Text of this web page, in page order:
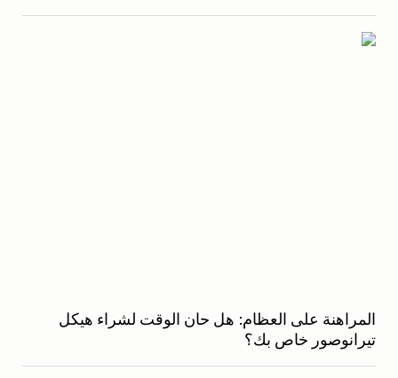
المراهنة على العظام: هل حان الوقت لشراء هيكل
تيرانوصور خاص بك؟